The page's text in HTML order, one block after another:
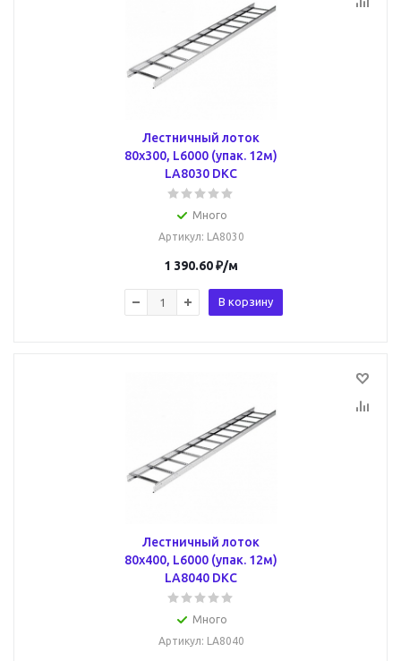
Лестничный лоток
80х300, L6000 (упак. 12м)
LA8030 DKC
Много
Артикул: LA8030
1 390.60₽/м
В корзину
Лестничный лоток
80х400, L6000 (упак. 12м)
LA8040 DKC
Много
Артикул: LA8040